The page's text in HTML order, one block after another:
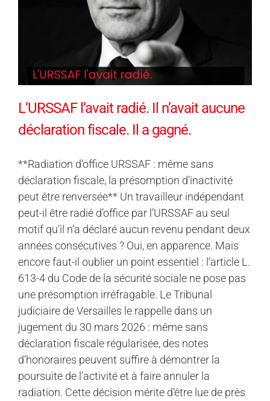
L’URSSAF l’avait radié. Il n’avait aucune
déclaration fiscale. Il a gagné.
**Radiation d’office URSSAF : même sans
déclaration fiscale, la présomption d’inactivité
peut être renversée** Un travailleur indépendant
peut-il être radié d’office par l’URSSAF au seul
motif qu’il n’a déclaré aucun revenu pendant deux
années consécutives ? Oui, en apparence. Mais
encore faut-il oublier un point essentiel : l’article L.
613-4 du Code de la sécurité sociale ne pose pas
une présomption irréfragable. Le Tribunal
judiciaire de Versailles le rappelle dans un
jugement du 30 mars 2026 : même sans
déclaration fiscale régularisée, des notes
d’honoraires peuvent suffire à démontrer la
poursuite de l’activité et à faire annuler la
radiation. Cette décision mérite d’être lue de près